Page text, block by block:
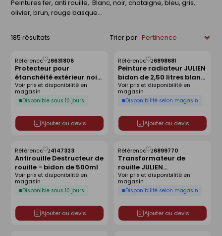
Peintures fer, anti rouille, Blanc, noir, chataigne, bleu, gris,
olivier, brun, rouge basque...
185 résultats Trier par
Protecteur pour
étanchéité extérieur noir
TARGOL - 5l
Référence :26631806
Disponible sous 10 jours
Voir prix et disponibilité en
magasin
Ajouter au devis
Enregistrer
comme
liste
Peinture radiateur JULIEN
bidon de 2,50 litres blanc
satiné
Référence :26898681
Disponibilité selon magasin
Voir prix et disponibilité en
magasin
Ajouter au devis
Enregistrer
comme
liste
Antirouille Destructeur de
rouille - bidon de 500ml
Référence :24147323
Disponible sous 10 jours
Voir prix et disponibilité en
magasin
Ajouter au devis
Enregistrer
comme
liste
Transformateur de
rouille JULIEN
STOP'ROUILLE aérosol de
200ml
Référence :26899770
Disponibilité selon magasin
Voir prix et disponibilité en
magasin
Ajouter au devis
Enregistrer
comme
liste